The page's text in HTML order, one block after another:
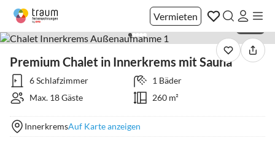
Vermieten
Premium Chalet in Innerkrems mit Sauna
6 Schlafzimmer
1 Bäder
Max. 18 Gäste
260 m²
InnerkremsAuf Karte anzeigen